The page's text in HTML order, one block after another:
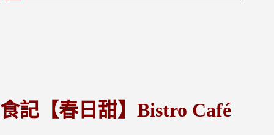
食記【春日甜】Bistro Café